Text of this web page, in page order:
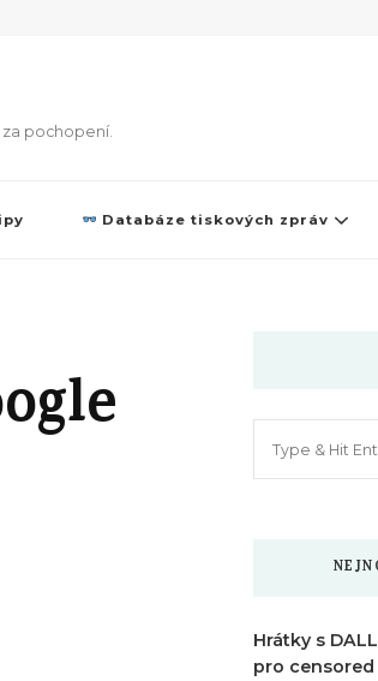
za pochopení.
Databáze tiskových zpráv
Hrátky s
pro censored